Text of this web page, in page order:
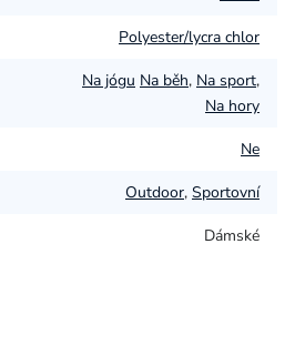
Polyester/lycra chlor
Na jógu Na běh, Na sport,
Na hory
Ne
Outdoor, Sportovní
Dámské